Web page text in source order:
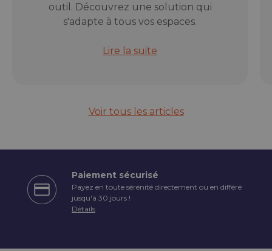
outil. Découvrez une solution qui
s'adapte à tous vos espaces.
Rail électrique modulable Orium :
Lire la suite
Voir tous les articles
Paiement sécurisé
Payez en toute sérénité directement ou en différé
jusqu'à 30 jours !
Détails